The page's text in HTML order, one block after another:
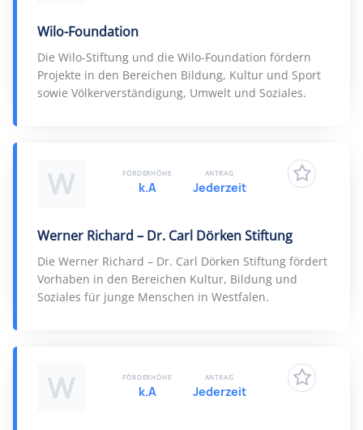
Wilo-Foundation
Die Wilo-Stiftung und die Wilo-Foundation fördern
Projekte in den Bereichen Bildung, Kultur und Sport
sowie Völkerverständigung, Umwelt und Soziales.
W
Werner Richard – Dr. Carl Dörken Stiftung
Die Werner Richard – Dr. Carl Dörken Stiftung fördert
Vorhaben in den Bereichen Kultur, Bildung und
Soziales für junge Menschen in Westfalen.
FÖRDERHÖHE
k.A
ANTRAG
Jederzeit
W FÖRDERHÖHE
k.A
ANTRAG
Jederzeit